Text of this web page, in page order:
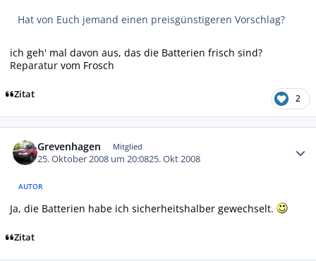
Hat von Euch jemand einen preisgünstigeren Vorschlag?
ich geh' mal davon aus, das die Batterien frisch sind?
Reparatur vom Frosch
Zitat 2
Grevenhagen Mitglied
25. Oktober 2008 um 20:0825. Okt 2008
AUTOR
Ja, die Batterien habe ich sicherheitshalber gewechselt.
Zitat